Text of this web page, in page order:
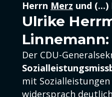
Herrn Merz und
Ulrike
Der CDU-
mit
widersprach